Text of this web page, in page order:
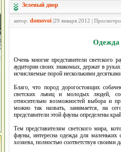
Зеленый двор
автор: domovoi |29 января 2012 |
Одежда
Очень многие представители светского
аудитории своих знакомых, держат в
исчисляемые порой несколькими
Благо, что пород дорогостоящих
светских львиц и молодых людей,
относительно возможностей выбора и
можно так назвать, занимается, на
представители этой фауны определены
Тем представителям светского мира,
фауны, интересна одежда для
хозяева, полностью соответствуя